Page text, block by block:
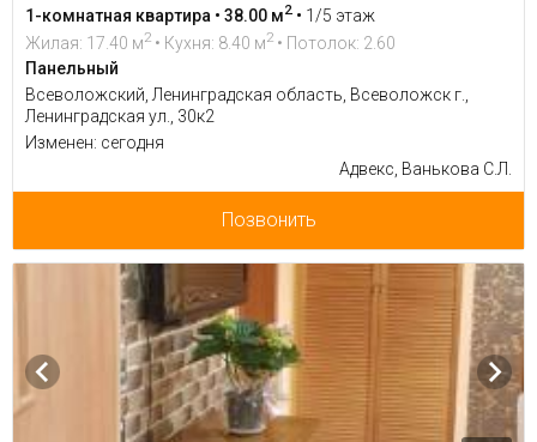
1-комнатная квартира • 38.00 м2 • 1/5 этаж
Жилая: 17.40 м2 • Кухня: 8.40 м2 • Потолок: 2.60
Панельный
Всеволожский, Ленинградская область, Всеволожск г.,
Ленинградская ул., 30к2
Изменен: сегодня
Адвекс, Ванькова С.Л.
Позвонить